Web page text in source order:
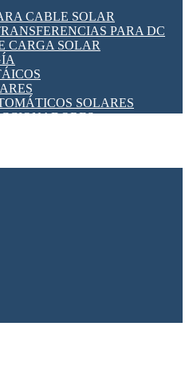
CABLE SOLAR
PARA DC
CARGA SOLAR
SOLARES
SPDS PARA